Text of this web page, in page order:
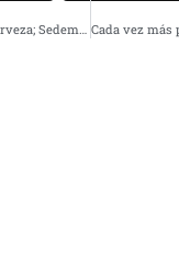
Microplásticos en miel, mariscos, azúcar y cerveza; Sedema pide no usar desechables